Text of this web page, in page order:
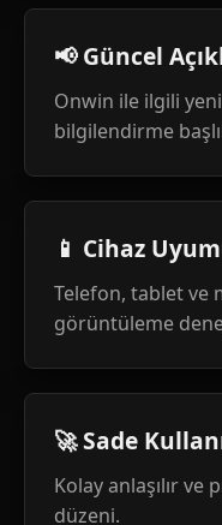
📢 Güncel
Onwin ile ilgili
bilgilendirme
📱 Cihaz
Telefon, tablet ve
görüntüleme
🚀 Sade
Kolay anlaşılır
düzeni.